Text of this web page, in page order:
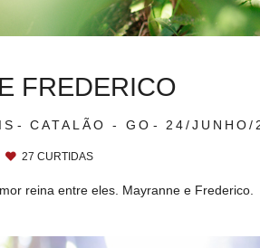
CATALÃO - GO 24/JUNHO/
FREDERICO
27 CURTIDAS
reina entre eles. Mayranne e Frederico.